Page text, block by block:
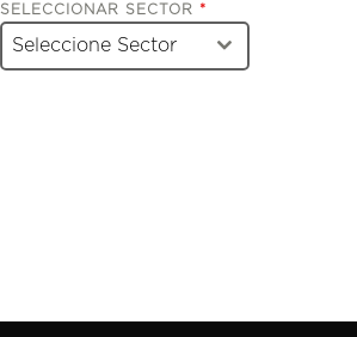
SELECCIONAR SECTOR *
Seleccione Sector